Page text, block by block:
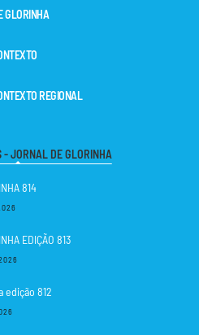
GLORINHA
REGIONAL
- JORNAL DE GLORINHA
814
EDIÇÃO 813
edição 812